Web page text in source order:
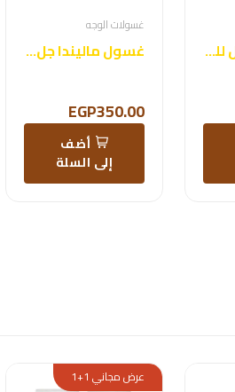
مرطب ستارفيل للبشرة الدهنية
غسولات الوجه
غسول ماليندا جل 200 مل
EGP350.00
أضف
إلى السلة
عرض مجاني 1+1